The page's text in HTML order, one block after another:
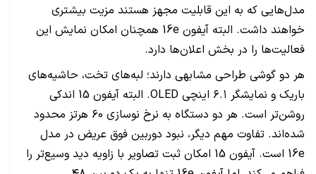
مدل‌هایی که به این قابلیت مجهز هستند مزیت بیشتری
خواهند داشت. البته آیفون 16e همچنان امکان نمایش این
فعالیت‌ها را در بخش اعلان‌ها دارد.
هر دو گوشی طراحی مشابهی دارند؛ لبه‌های تخت، حاشیه‌های
باریک و نمایشگر ۶.۱ اینچی OLED. البته آیفون 15 اندکی
روشن‌تر است. هر دو دستگاه به نرخ نوسازی ۶۰ هرتز محدود
شده‌اند. تفاوت مهم دیگر، نبود دوربین فوق عریض در مدل
16e است. آیفون 15 امکان ثبت تصاویر با زاویه دید وسیع‌تر را